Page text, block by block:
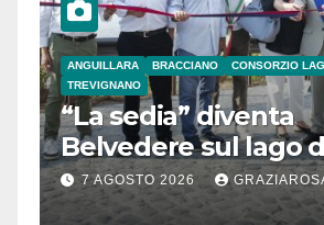
ANGUILLARA BRACCIANO
CONSORZIO
TREVIGNANO
“La sedia” diventa
Belvedere sul lago
Bracciano: ieri
l’inaugurazione
7 AGOSTO 2026